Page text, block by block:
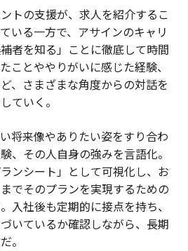
トの支援が、求人を紹介するこ
いる一方で、アサインのキャリ
者を知る」ことに徹底して時間
ことややりがいに感じた経験、
、さまざまな角度からの対話を
ていく。
将来像やありたい姿をすり合わ
、その人自身の強みを言語化。
ンシート」として可視化し、お
でそのプランを実現するための
入社後も定期的に接点を持ち、
いているか確認しながら、長期
。